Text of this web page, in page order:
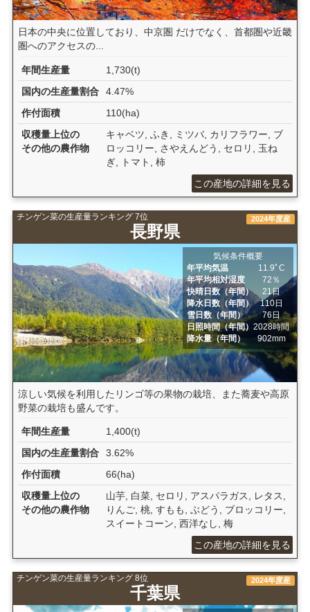
日本の中央に位置しており、中京圏 だけでなく、首都圏や近畿
圏へのアクセスの...
年間生産量
1,730(t)
国内の生産量割合
4.47%
作付面積
110(ha)
収穫量上位の
その他の農作物
キャベツ, ふき, ミツバ, カリフラワー, ブ
ロッコリー, さやえんどう, セロリ, 玉ね
ぎ, トマト, 柿
この産地の詳細を見る
チンゲン菜の生産量ランキング 7位
長野県
2024年度産
気候条件概要
年平均気温
11.9ﾟC
年平均相対湿度
72％
快晴日数（年間）
21日
降水日数（年間）
110日
雪日数（年間）
76日
日照時間（年間）2028時間
降水量（年間）
902mm
涼しい気候を利用したリンゴ等の果物の栽培、また蕎麦や高原
野菜の栽培も盛んです。
年間生産量
1,400(t)
国内の生産量割合
3.62%
作付面積
66(ha)
収穫量上位の
その他の農作物
山芋, 白菜, セロリ, アスパラガス, レタス,
りんご, 桃, すもも, ぶどう, ブロッコリー,
スイートコーン, 西洋なし, 梅
この産地の詳細を見る
チンゲン菜の生産量ランキング 8位
千葉県
2024年度産